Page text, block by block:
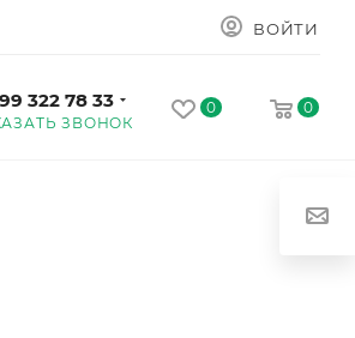
ВОЙТИ
322 78 33
ЗВОНОК
0 0